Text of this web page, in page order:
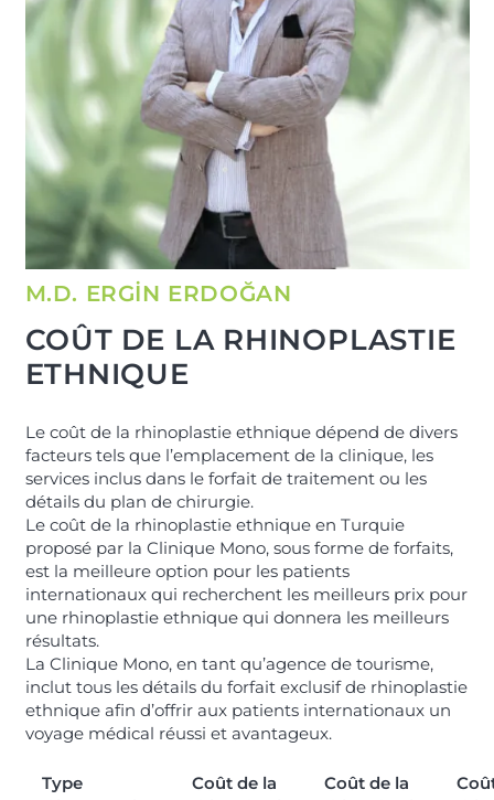
M.D. ERGİN ERDOĞAN
COÛT DE LA RHINOPLASTIE
ETHNIQUE
Le coût de la rhinoplastie ethnique dépend de divers
facteurs tels que l’emplacement de la clinique, les
services inclus dans le forfait de traitement ou les
détails du plan de chirurgie.
Le coût de la rhinoplastie ethnique en Turquie
proposé par la Clinique Mono, sous forme de forfaits,
est la meilleure option pour les patients
internationaux qui recherchent les meilleurs prix pour
une rhinoplastie ethnique qui donnera les meilleurs
résultats.
La Clinique Mono, en tant qu’agence de tourisme,
inclut tous les détails du forfait exclusif de rhinoplastie
ethnique afin d’offrir aux patients internationaux un
voyage médical réussi et avantageux.
Type
Coût de la
Coût de la